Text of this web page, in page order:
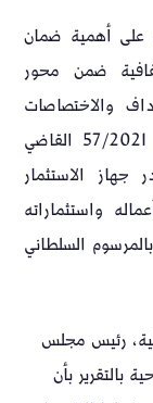
2040 التي ركّزت على أهمية ضمان
ضمن محور
والاختصاصات
المنصوص عليها في المرسوم السلطاني رقم 57/2021 القاضي
جهاز الاستثمار
واستثماراته
منذ تأسيسه في 4 يونيو 2020م بالمرسوم السلطاني
رئيس مجلس
بالتقرير بأن